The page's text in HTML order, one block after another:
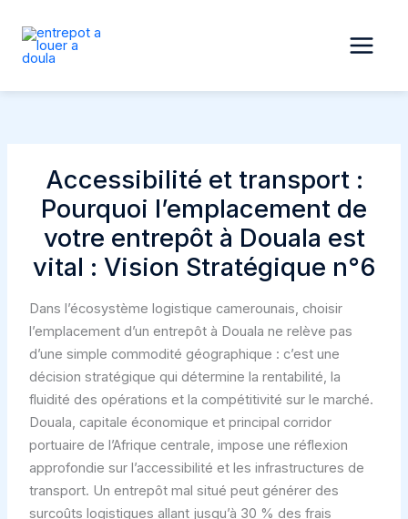
contenu
Accessibilité et transport :
Pourquoi l’emplacement de
votre entrepôt à Douala est
vital : Vision Stratégique n°6
Dans l’écosystème logistique camerounais, choisir
l’emplacement d’un entrepôt à Douala ne relève pas
d’une simple commodité géographique : c’est une
décision stratégique qui détermine la rentabilité, la
fluidité des opérations et la compétitivité sur le marché.
Douala, capitale économique et principal corridor
portuaire de l’Afrique centrale, impose une réflexion
approfondie sur l’accessibilité et les infrastructures de
transport. Un entrepôt mal situé peut générer des
surcoûts logistiques allant jusqu’à 30 % des frais